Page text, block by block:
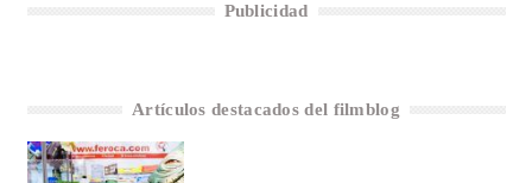
Publicidad
Artículos destacados del filmblog